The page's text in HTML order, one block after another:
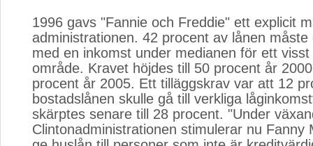
1996 gavs "Fannie och Freddie" ett explicit
administrationen. 42 procent av lånen måste
med en inkomst under medianen för ett
område. Kravet höjdes till 50 procent år
procent år 2005. Ett tilläggskrav var att 12
bostadslånen skulle gå till verkliga
skärptes senare till 28 procent. "Under
Clintonadministrationen stimulerar nu Fanny